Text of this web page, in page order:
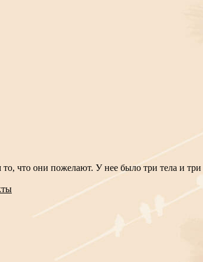
то, что они пожелают. У нее было три тела и